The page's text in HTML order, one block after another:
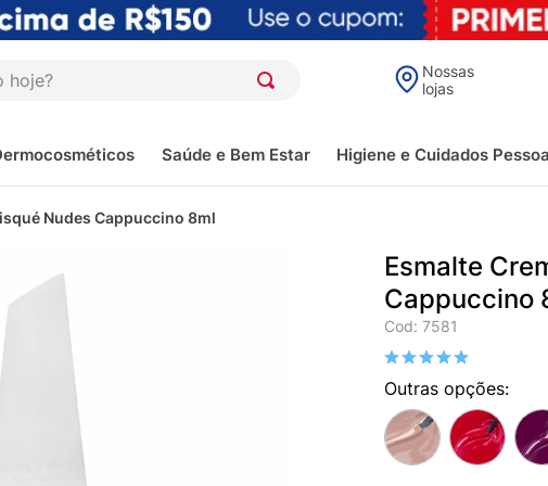
Nossas
lojas
Saúde e Bem Estar Higiene e Cuidados
Nudes Cappuccino 8ml
Esmalte
Cappuccino
Cod:7581